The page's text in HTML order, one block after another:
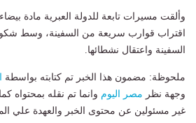
وألقت مسيرات تابعة للدولة العبرية مادة
اقتراب قوارب سريعة من السفينة، وسط شكوك
السفينة واعتقال نشطائها.
ملحوظة: مضمون هذا الخبر تم كتابته بواسطة
وجهة نظر مصر اليوم وانما تم نقله بمحتواه
غير مسئولين عن محتوى الخبر والعهدة علي